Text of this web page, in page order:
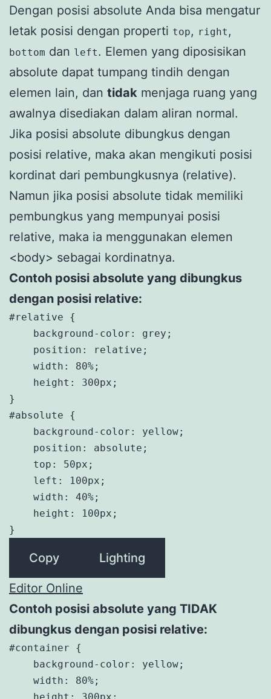
Dengan posisi absolute Anda bisa mengatur
letak posisi dengan properti top, right ,
bottom dan left. Elemen yang diposisikan
absolute dapat tumpang tindih dengan
elemen lain, dan tidak menjaga ruang yang
awalnya disediakan dalam aliran normal.
Jika posisi absolute dibungkus dengan
posisi relative, maka akan mengikuti posisi
kordinat dari pembungkusnya (relative).
Namun jika posisi absolute tidak memiliki
pembungkus yang mempunyai posisi
relative, maka ia menggunakan elemen
<body> sebagai kordinatnya.
Contoh posisi absolute yang dibungkus
dengan posisi relative:
#relative {
    background-color: grey;
    position: relative;
    width: 80%;
    height: 300px;
}
#absolute {
    background-color: yellow;
    position: absolute;
    top: 50px;
    left: 100px;
    width: 40%;
    height: 100px;
}
Copy Lighting
Editor Online
Contoh posisi absolute yang TIDAK
dibungkus dengan posisi relative:
#container {
    background-color: yellow;
    width: 80%;
    height: 300px;